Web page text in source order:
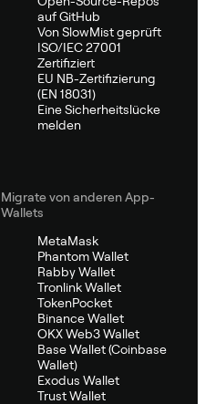
auf GitHub
Von SlowMist geprüft
ISO/IEC 27001
Zertifiziert
EU NB-Zertifizierung
(EN 18031)
Eine Sicherheitslücke
melden
Migrate von anderen App-
Wallets
MetaMask
Phantom Wallet
Rabby Wallet
Tronlink Wallet
TokenPocket
Binance Wallet
OKX Web3 Wallet
Base Wallet (Coinbase
Wallet)
Exodus Wallet
Trust Wallet